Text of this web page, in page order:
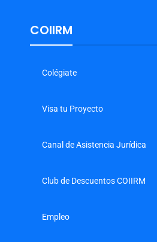
COIIRM
Colégiate
Visa tu Proyecto
Canal de Asistencia Jurídica
Club de Descuentos COIIRM
Empleo